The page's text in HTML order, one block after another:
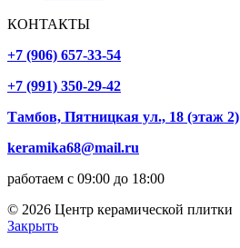
КОНТАКТЫ
+7 (906) 657-33-54
+7 (991) 350-29-42
Тамбов, Пятницкая ул., 18 (этаж 2)
keramika68@mail.ru
работаем с 09:00 до 18:00
© 2026 Центр керамической плитки
Закрыть